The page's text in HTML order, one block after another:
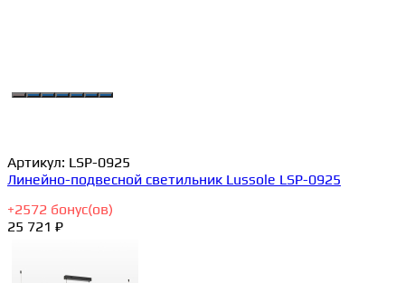
Артикул: LSP-0925
Линейно-подвесной светильник Lussole LSP-0925
+2572 бонус(ов)
25 721 ₽